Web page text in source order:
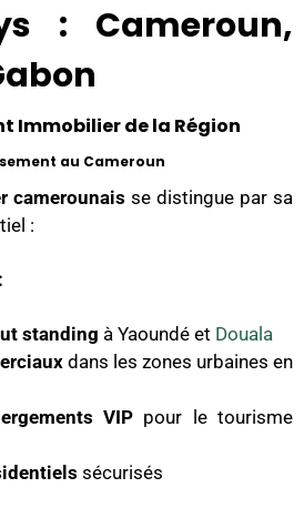
: Cameroun,
Immobilier de la Région
au Cameroun
camerounais se distingue par sa
:
standing à Yaoundé et Douala
dans les zones urbaines en
VIP pour le tourisme
sécurisés